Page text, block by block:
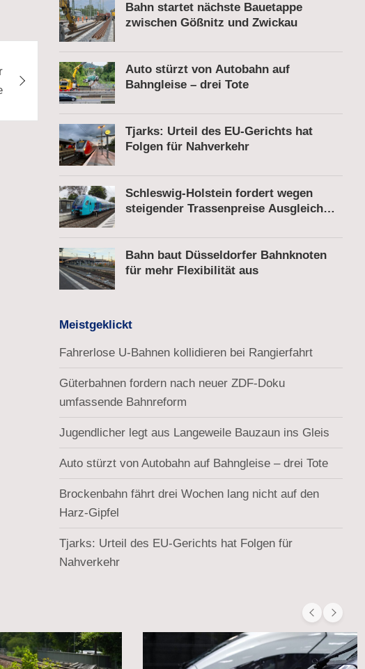
Bahn startet nächste Bauetappe
zwischen Gößnitz und Zwickau
Auto stürzt von Autobahn auf
Bahngleise – drei Tote
Tjarks: Urteil des EU-Gerichts hat
Folgen für Nahverkehr
Schleswig-Holstein fordert wegen
steigender Trassenpreise Ausgleich
Bahn baut Düsseldorfer Bahnknoten
für mehr Flexibilität aus
Meistgeklickt
Fahrerlose U-Bahnen kollidieren bei Rangierfahrt
Güterbahnen fordern nach neuer ZDF-Doku
umfassende Bahnreform
Jugendlicher legt aus Langeweile Bauzaun ins Gleis
Auto stürzt von Autobahn auf Bahngleise – drei Tote
Brockenbahn fährt drei Wochen lang nicht auf den
Harz-Gipfel
Tjarks: Urteil des EU-Gerichts hat Folgen für
Nahverkehr